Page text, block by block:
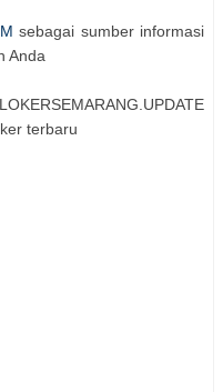
sebagai sumber informasi
Anda
terbaru